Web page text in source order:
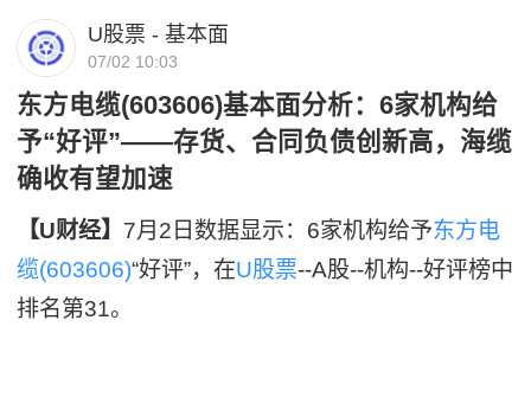
U股票 - 基本面
07/02 10:03
东方电缆(603606)基本面分析：6家机构给
予“好评”——存货、合同负债创新高，海缆
确收有望加速
【U财经】 7月2日数据显示：6家机构给予东方电
缆(603606)“好评”，在U股票--A股--机构--好评榜中
排名第31。